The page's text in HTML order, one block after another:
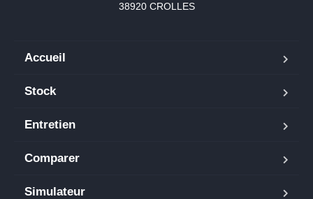
38920 CROLLES
Accueil
Stock
Entretien
Comparer
Simulateur